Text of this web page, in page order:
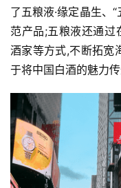
活
动
态
视
频
了五粮液·缘定晶生、
范产品;五粮液还通过
酒家等方式,不断拓宽
于将中国白酒的魅力